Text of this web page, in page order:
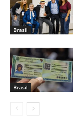
Brasil
Brasil